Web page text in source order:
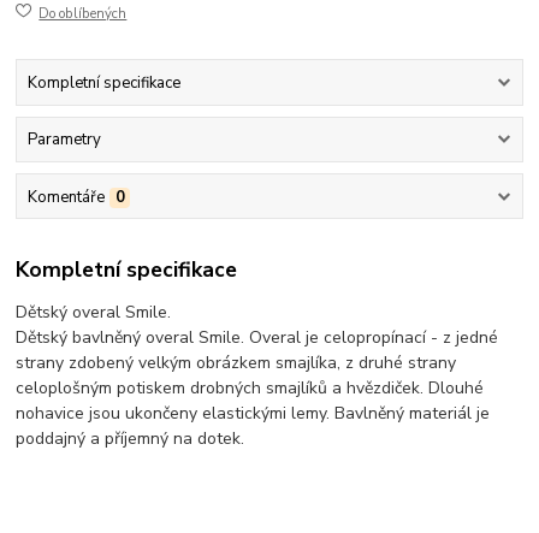
Do oblíbených
Kompletní specifikace
Parametry
Komentáře 0
Kompletní specifikace
Dětský overal Smile.
Dětský bavlněný overal Smile. Overal je celopropínací - z jedné
strany zdobený velkým obrázkem smajlíka, z druhé strany
celoplošným potiskem drobných smajlíků a hvězdiček. Dlouhé
nohavice jsou ukončeny elastickými lemy. Bavlněný materiál je
poddajný a příjemný na dotek.